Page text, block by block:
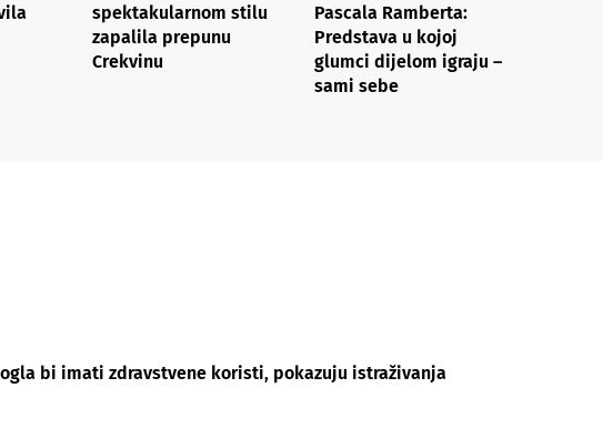
spektakularnom stilu
zapalila prepunu
Crekvinu
Pascala Ramberta:
Predstava u kojoj
glumci dijelom igraju –
sami sebe
bi imati zdravstvene koristi, pokazuju istraživanja